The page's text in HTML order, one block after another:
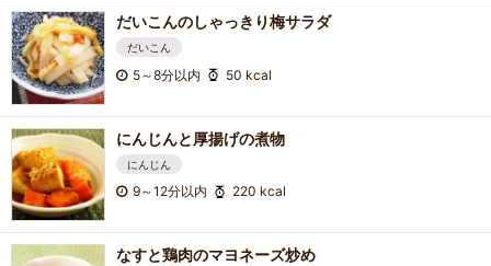
だいこんのしゃっきり梅サラダ
だいこん
5～8分以内 50 kcal
にんじんと厚揚げの煮物
にんじん
9～12分以内 220 kcal
なすと鶏肉のマヨネーズ炒め